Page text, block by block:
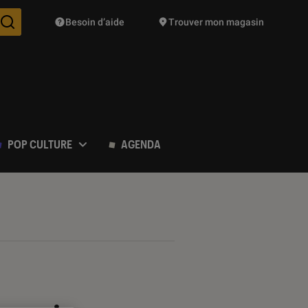
Des suggestions de produits vont vous être proposées
Besoin d’aide Trouver mon magasin
POP CULTURE AGENDA